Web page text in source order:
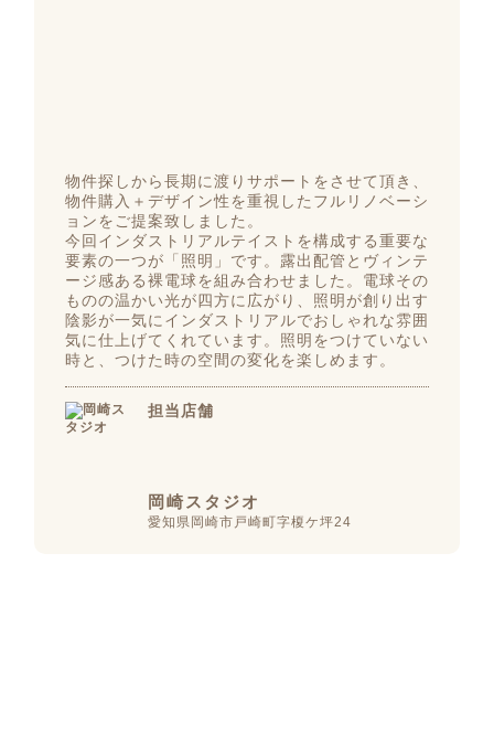
物件探しから長期に渡りサポートをさせて頂き、
物件購入＋デザイン性を重視したフルリノベーシ
ョンをご提案致しました。
今回インダストリアルテイストを構成する重要な
要素の一つが「照明」です。露出配管とヴィンテ
ージ感ある裸電球を組み合わせました。電球その
ものの温かい光が四方に広がり、照明が創り出す
陰影が一気にインダストリアルでおしゃれな雰囲
気に仕上げてくれています。照明をつけていない
時と、つけた時の空間の変化を楽しめます。
担当店舗
岡崎スタジオ
愛知県岡崎市戸崎町字榎ケ坪24